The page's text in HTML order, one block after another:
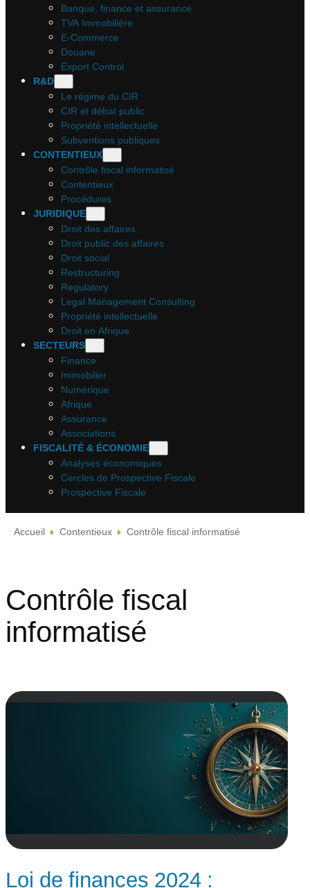
Banque, finance et assurance
TVA Immobilière
E-Commerce
Douane
Export Control
R&D
Le régime du CIR
CIR et débat public
Propriété intellectuelle
Subventions publiques
CONTENTIEUX
Contrôle fiscal informatisé
Contentieux
Procédures
JURIDIQUE
Droit des affaires
Droit public des affaires
Droit social
Restructuring
Regulatory
Legal Management Consulting
Propriété intellectuelle
Droit en Afrique
SECTEURS
Finance
Immobilier
Numérique
Afrique
Assurance
Associations
FISCALITÉ & ÉCONOMIE
Analyses économiques
Cercles de Prospective Fiscale
Prospective Fiscale
Accueil Contentieux Contrôle fiscal informatisé
Contrôle fiscal
informatisé
Loi de finances 2024 :